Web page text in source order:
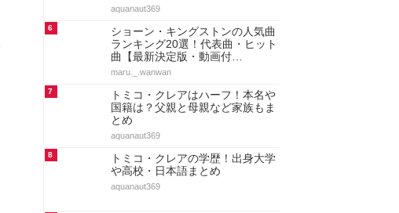
aquanaut369
6
ショーン・キングストンの人気曲
ランキング20選！代表曲・ヒット
曲【最新決定版・動画付…
maru._.wanwan
7
トミコ・クレアはハーフ！本名や
国籍は？父親と母親など家族もま
とめ
aquanaut369
8
トミコ・クレアの学歴！出身大学
や高校・日本語まとめ
aquanaut369